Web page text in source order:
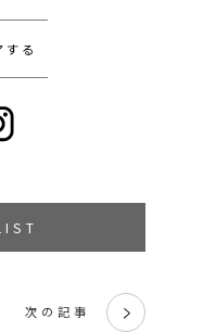
る
次の記事 く